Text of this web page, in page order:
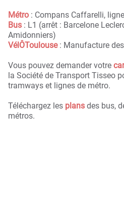
Métro : Compans Caffarelli,
Bus : L1 (arrêt : Barcelone
Amidonniers)
VélÔToulouse: Manufacture
Vous pouvez demander votre
la Société de Transport Tisseo
tramways et lignes de métro.
Téléchargez les plans des bus,
métros.